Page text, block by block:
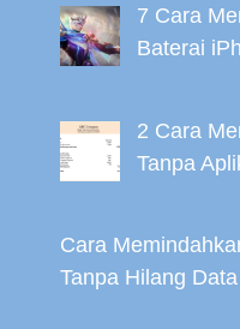
7 Cara
Baterai
2 Cara
Tanpa
Cara
Tanpa Hilang Data